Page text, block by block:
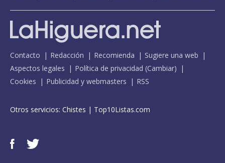
Contacto Redacción Recomienda
Sugiere una web
Aspectos legales
Política de privacidad (Cambiar)
Cookies
Publicidad y webmasters RSS
Otros servicios: Chistes | Top10Listas.com